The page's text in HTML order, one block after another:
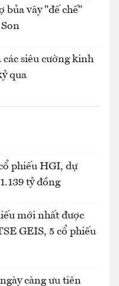
bủa vây "đế chế"
các siêu cường kinh
qua
phiếu HGI, dự
tỷ đồng
mới nhất được
GEIS, 5 cổ phiếu
càng ưu tiên